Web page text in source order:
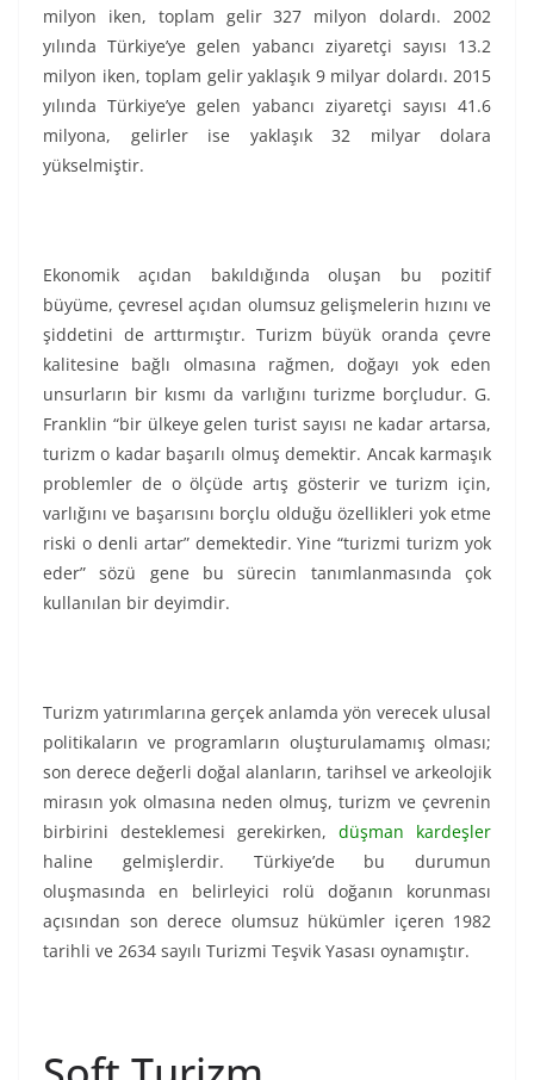
milyon iken, toplam gelir 327 milyon dolardı. 2002
yılında Türkiye’ye gelen yabancı ziyaretçi sayısı 13.2
milyon iken, toplam gelir yaklaşık 9 milyar dolardı. 2015
yılında Türkiye’ye gelen yabancı ziyaretçi sayısı 41.6
milyona, gelirler ise yaklaşık 32 milyar dolara
yükselmiştir.
Ekonomik açıdan bakıldığında oluşan bu pozitif
büyüme, çevresel açıdan olumsuz gelişmelerin hızını ve
şiddetini de arttırmıştır. Turizm büyük oranda çevre
kalitesine bağlı olmasına rağmen, doğayı yok eden
unsurların bir kısmı da varlığını turizme borçludur. G.
Franklin “bir ülkeye gelen turist sayısı ne kadar artarsa,
turizm o kadar başarılı olmuş demektir. Ancak karmaşık
problemler de o ölçüde artış gösterir ve turizm için,
varlığını ve başarısını borçlu olduğu özellikleri yok etme
riski o denli artar” demektedir. Yine “turizmi turizm yok
eder” sözü gene bu sürecin tanımlanmasında çok
kullanılan bir deyimdir.
Turizm yatırımlarına gerçek anlamda yön verecek ulusal
politikaların ve programların oluşturulamamış olması;
son derece değerli doğal alanların, tarihsel ve arkeolojik
mirasın yok olmasına neden olmuş, turizm ve çevrenin
birbirini desteklemesi gerekirken, düşman kardeşler
haline gelmişlerdir. Türkiye’de bu durumun
oluşmasında en belirleyici rolü doğanın korunması
açısından son derece olumsuz hükümler içeren 1982
tarihli ve 2634 sayılı Turizmi Teşvik Yasası oynamıştır.